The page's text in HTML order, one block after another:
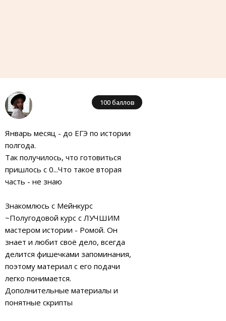
Январь месяц - до ЕГЭ по истории
полгода.
Так получилось, что готовиться
пришлось с 0...Что такое вторая
часть - не знаю
Знакомлюсь с Мейнкурс
~Полугодовой курс с ЛУЧШИМ
мастером истории - Ромой. Он
знает и любит своё дело, всегда
делится фишечками запоминания,
поэтому материал с его подачи
легко понимается.
Дополнительные материалы и
понятные скрипты
100 баллов